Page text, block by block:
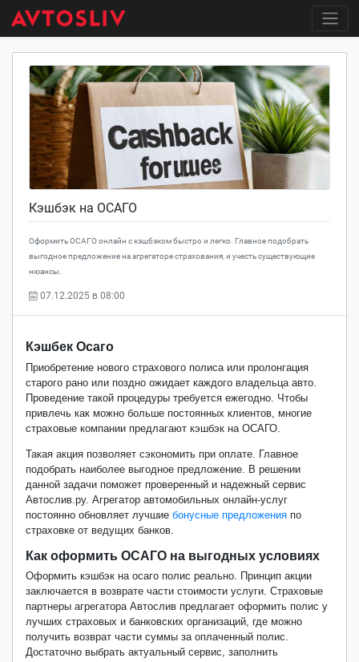
Кэшбэк на ОСАГО
Оформить ОСАГО онлайн с кэшбэком быстро и легко. Главное подобрать
выгодное предложение на агрегаторе страхования, и учесть существующие
нюансы.
07.12.2025 в 08:00
Кэшбек Осаго
Приобретение нового страхового полиса или пролонгация
старого рано или поздно ожидает каждого владельца авто.
Проведение такой процедуры требуется ежегодно. Чтобы
привлечь как можно больше постоянных клиентов, многие
страховые компании предлагают кэшбэк на ОСАГО.
Такая акция позволяет сэкономить при оплате. Главное
подобрать наиболее выгодное предложение. В решении
данной задачи поможет проверенный и надежный сервис
Автослив.ру. Агрегатор автомобильных онлайн-услуг
постоянно обновляет лучшиебонусные предложения по
страховке от ведущих банков.
Как оформить ОСАГО на выгодных условиях
Оформить кэшбэк на осаго полис реально. Принцип акции
заключается в возврате части стоимости услуги. Страховые
партнеры агрегатора Автослив предлагает оформить полис у
лучших страховых и банковских организаций, где можно
получить возврат части суммы за оплаченный полис.
Достаточно выбрать актуальный сервис, заполнить